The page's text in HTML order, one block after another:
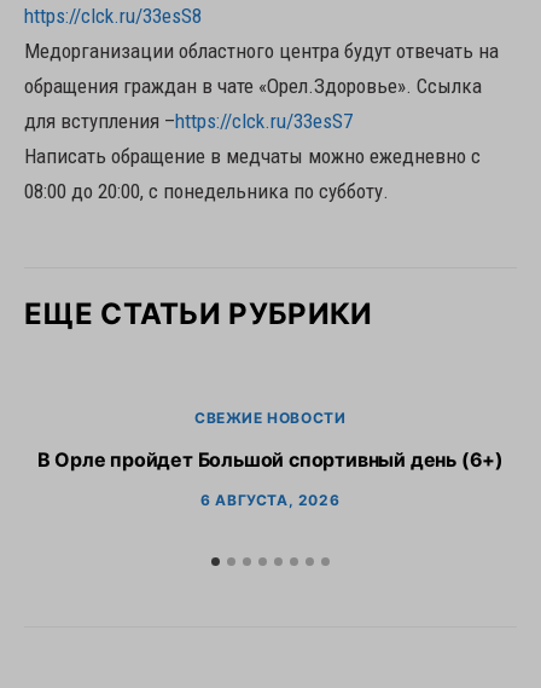
https://clck.ru/33esS8
Медорганизации областного центра будут отвечать на
обращения граждан в чате «Орел.Здоровье». Ссылка
для вступления –https://clck.ru/33esS7
Написать обращение в медчаты можно ежедневно с
08:00 до 20:00, с понедельника по субботу.
ЕЩЕ СТАТЬИ РУБРИКИ
СВЕЖИЕ НОВОСТИ
В Орле пройдет Большой спортивный день (6+)
6 АВГУСТА, 2026